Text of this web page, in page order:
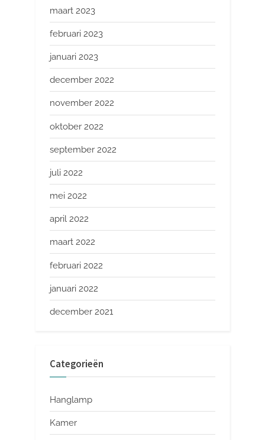
maart 2023
februari 2023
januari 2023
december 2022
november 2022
oktober 2022
september 2022
juli 2022
mei 2022
april 2022
maart 2022
februari 2022
januari 2022
december 2021
Categorieën
Hanglamp
Kamer